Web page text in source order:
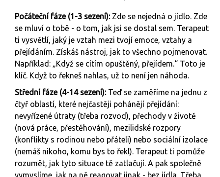
Počáteční fáze (1-3 sezení):Zde se nejedná o jídlo. Zde
se mluví o tobě - o tom, jak jsi se dostal sem. Terapeut
ti vysvětlí, jaký je vztah mezi tvojí emoce, vztahy a
přejídáním. Získáš nástroj, jak to všechno pojmenovat.
Například: „Když se cítím opuštěný, přejídem.“ Toto je
klíč. Když to řekneš nahlas, už to není jen náhoda.
Střední fáze (4-14 sezení):Teď se zaměříme na jednu z
čtyř oblastí, které nejčastěji pohánějí přejídání:
nevyřízené útraty (třeba rozvod), přechody v životě
(nová práce, přestěhování), mezilidské rozpory
(konflikty s rodinou nebo přáteli) nebo sociální izolace
(nemáš nikoho, komu bys to řekl). Terapeut ti pomůže
rozumět, jak tyto situace tě zatlačují. A pak společně
vymyslíme, jak na ně reagovat jinak - bez jídla. Třeba